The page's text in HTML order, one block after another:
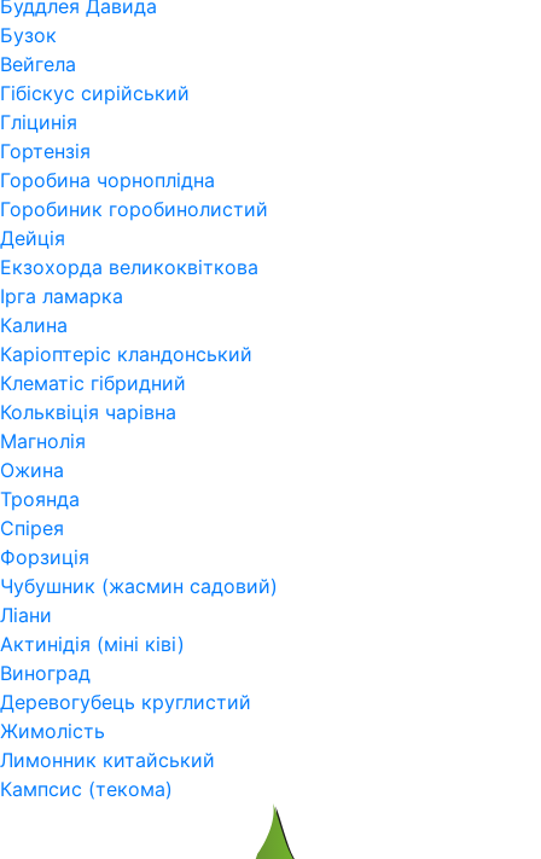
Буддлея Давида
Бузок
Вейгела
Гібіскус сирійський
Гліцинія
Гортензія
Горобина чорноплідна
Горобиник горобинолистий
Дейція
Екзохорда великоквіткова
Ірга ламарка
Калина
Каріоптеріс кландонський
Клематіс гібридний
Кольквіція чарівна
Магнолія
Ожина
Троянда
Спірея
Форзиція
Чубушник (жасмин садовий)
Ліани
Актинідія (міні ківі)
Виноград
Деревогубець круглистий
Жимолість
Лимонник китайський
Кампсис (текома)